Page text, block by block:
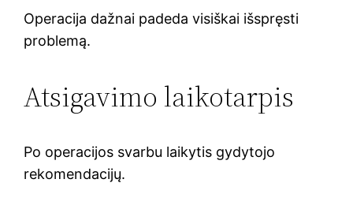
Operacija dažnai padeda visiškai išspręsti
problemą.
Atsigavimo laikotarpis
Po operacijos svarbu laikytis gydytojo
rekomendacijų.